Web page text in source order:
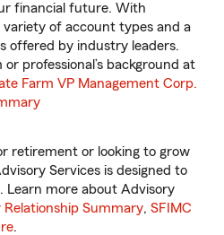
financial future. With
variety of account types and a
offered by industry leaders.
professional’s background at
Farm VP Management Corp.
retirement or looking to grow
Services is designed to
Learn more about Advisory
Summary, SFIMC
.